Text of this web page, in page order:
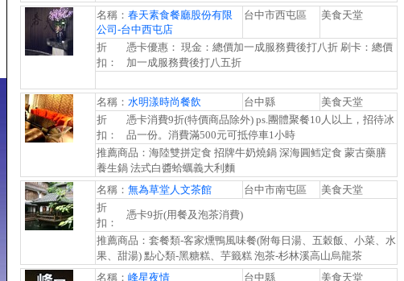
名稱： 春天素食餐廳股份有限
公司-台中西屯店
台中市西屯區 美食天堂
折
扣：
憑卡優惠： 現金：總價加一成服務費後打八折 刷卡：總價
加一成服務費後打八五折
名稱： 水明漾時尚餐飲 台中縣
美食天堂
折
扣：
憑卡消費9折(特價商品除外) ps.團體聚餐10人以上，招待冰
品一份。消費滿500元可抵停車1小時
推薦商品：海陸雙拼定食 招牌牛奶燒鍋 深海圓鳕定食 蒙古藥膳
養生鍋 法式白醬蛤蠣義大利麵
名稱： 無為草堂人文茶館 台中市南屯區
美食天堂
折
扣：
憑卡9折(用餐及泡茶消費)
推薦商品：套餐類-客家燻鴨風味餐(附每日湯、五穀飯、小菜、水
果、甜湯) 點心類-黑糖糕、芋籤糕 泡茶-杉林溪高山烏龍茶
名稱： 峰星夜情 台中縣
美食天堂